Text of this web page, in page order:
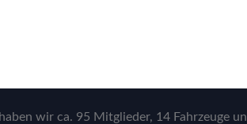
wir ca. 95 Mitglieder, 14 Fahrzeuge